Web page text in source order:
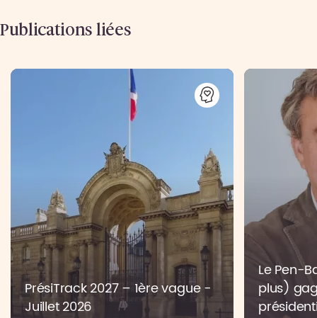
Publications liées
PrésiTrack 2027 – 1ère vague -
Juillet 2026
Le Pen-
plus)